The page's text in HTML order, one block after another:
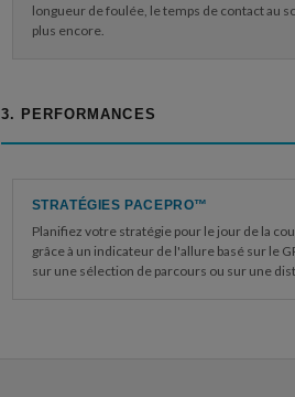
longueur de foulée, le temps de contact au
plus encore.
3. PERFORMANCES
STRATÉGIES PACEPRO™
Planifiez votre stratégie pour le jour de la
grâce à un indicateur de l'allure basé sur le
sur une sélection de parcours ou sur une